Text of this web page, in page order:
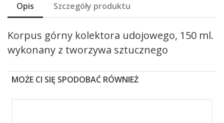
Opis Szczegóły produktu
Korpus górny kolektora udojowego, 150 ml.
wykonany z tworzywa sztucznego
MOŻE CI SIĘ SPODOBAĆ RÓWNIEŻ